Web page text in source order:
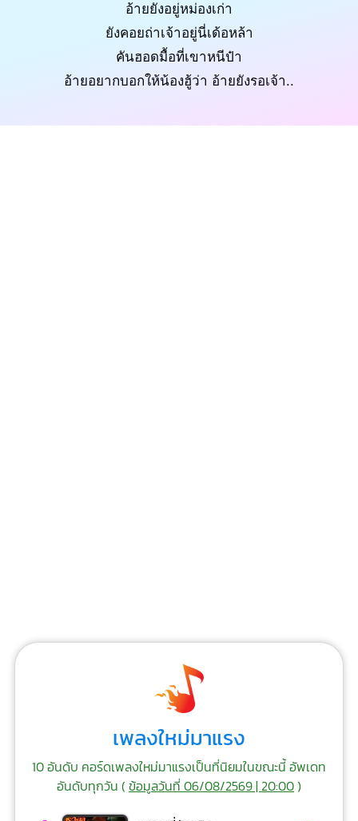
อ้ายยังอยู่หม่องเก่า
ยังคอยถ่าเจ้าอยู่นี่เด้อหล้า
คันฮอดมื้อที่เขาหนีป๋า
อ้ายอยากบอกให้น้องฮู้ว่า อ้ายยังรอเจ้า..
เพลงใหม่มาแรง
10 อันดับ คอร์ดเพลงใหม่มาแรงเป็นที่นิยมในขณะนี้ อัพเดท
อันดับทุกวัน (ข้อมูลวันที่ 06/08/2569 | 20:00)